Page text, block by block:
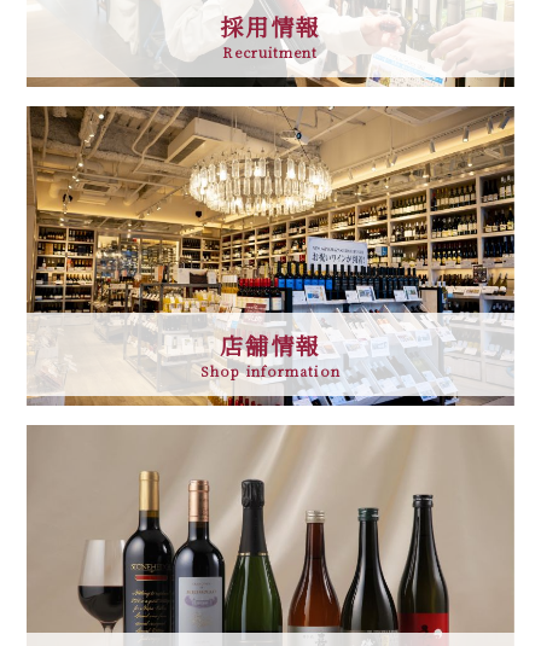
採用情報
Recruitment
店舗情報
Shop information